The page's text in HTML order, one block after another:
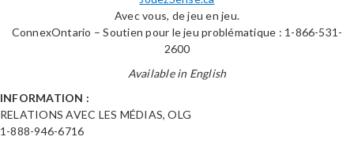
Avec vous, de jeu en jeu.
ConnexOntario – Soutien pour le jeu problématique : 1-866-531-
2600
Available in English
INFORMATION :
RELATIONS AVEC LES MÉDIAS, OLG
1-888-946-6716